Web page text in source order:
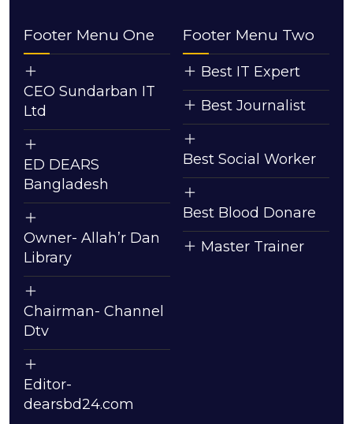
Footer Menu One
CEO Sundarban IT
Ltd
ED DEARS
Bangladesh
Owner- Allah’r Dan
Library
Chairman- Channel
Dtv
Editor-
dearsbd24.com
Footer Menu Two
Best IT Expert
Best Journalist
Best Social Worker
Best Blood Donare
Master Trainer